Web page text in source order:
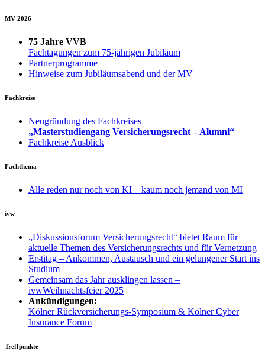
MV 2026
75 Jahre VVB
Fachtagungen zum 75-jährigen Jubiläum
Partnerprogramme
Hinweise zum Jubiläumsabend und der MV
Fachkreise
Neugründung des Fachkreises
„Masterstudiengang Versicherungsrecht – Alumni“
Fachkreise Ausblick
Fachthema
Alle reden nur noch von KI – kaum noch jemand von MI
ivw
„Diskussionsforum Versicherungsrecht“ bietet Raum für
aktuelle Themen des Versicherungsrechts und für Vernetzung
Erstitag – Ankommen, Austausch und ein gelungener Start ins
Studium
Gemeinsam das Jahr ausklingen lassen –
ivwWeihnachtsfeier 2025
Ankündigungen:
Kölner Rückversicherungs-Symposium & Kölner Cyber
Insurance Forum
Treffpunkte